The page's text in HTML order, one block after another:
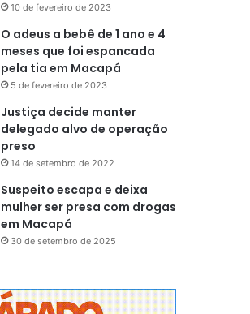
10 de fevereiro de 2023
O adeus a bebê de 1 ano e 4
meses que foi espancada
pela tia em Macapá
5 de fevereiro de 2023
Justiça decide manter
delegado alvo de operação
preso
14 de setembro de 2022
Suspeito escapa e deixa
mulher ser presa com drogas
em Macapá
30 de setembro de 2025